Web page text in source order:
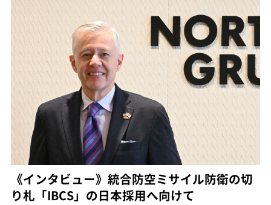
《インタビュー》統合防空ミサイル防衛の切
り札「IBCS」の日本採用へ向けて